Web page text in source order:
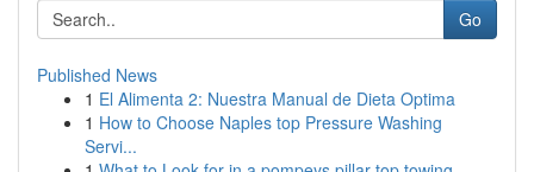
Go
Published News
1 El Alimenta 2: Nuestra Manual de Dieta Optima
1 How to Choose Naples top Pressure Washing
Servi...